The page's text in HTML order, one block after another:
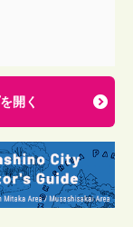
開く